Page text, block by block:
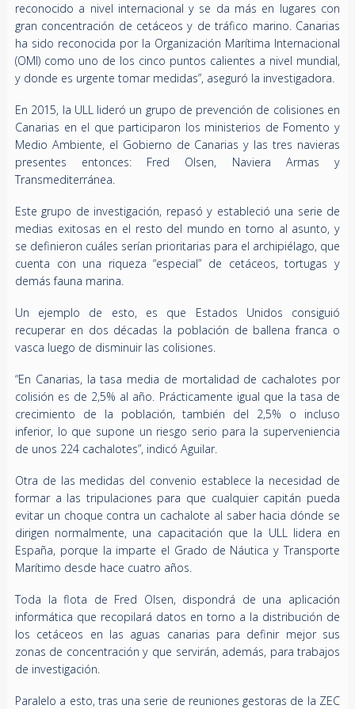
reconocido a nivel internacional y se da más en lugares con
gran concentración de cetáceos y de tráfico marino. Canarias
ha sido reconocida por la Organización Marítima Internacional
(OMI) como uno de los cinco puntos calientes a nivel mundial,
y donde es urgente tomar medidas”, aseguró la investigadora.
En 2015, la ULL lideró un grupo de prevención de colisiones en
Canarias en el que participaron los ministerios de Fomento y
Medio Ambiente, el Gobierno de Canarias y las tres navieras
presentes entonces: Fred Olsen, Naviera Armas y
Transmediterránea.
Este grupo de investigación, repasó y estableció una serie de
medias exitosas en el resto del mundo en torno al asunto, y
se definieron cuáles serían prioritarias para el archipiélago, que
cuenta con una riqueza “especial” de cetáceos, tortugas y
demás fauna marina.
Un ejemplo de esto, es que Estados Unidos consiguió
recuperar en dos décadas la población de ballena franca o
vasca luego de disminuir las colisiones.
“En Canarias, la tasa media de mortalidad de cachalotes por
colisión es de 2,5% al año. Prácticamente igual que la tasa de
crecimiento de la población, también del 2,5% o incluso
inferior, lo que supone un riesgo serio para la superveniencia
de unos 224 cachalotes”, indicó Aguilar.
Otra de las medidas del convenio establece la necesidad de
formar a las tripulaciones para que cualquier capitán pueda
evitar un choque contra un cachalote al saber hacia dónde se
dirigen normalmente, una capacitación que la ULL lidera en
España, porque la imparte el Grado de Náutica y Transporte
Marítimo desde hace cuatro años.
Toda la flota de Fred Olsen, dispondrá de una aplicación
informática que recopilará datos en torno a la distribución de
los cetáceos en las aguas canarias para definir mejor sus
zonas de concentración y que servirán, además, para trabajos
de investigación.
Paralelo a esto, tras una serie de reuniones gestoras de la ZEC